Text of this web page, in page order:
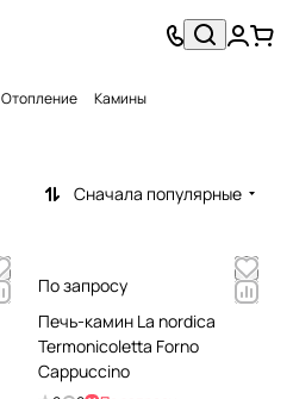
Отопление Камины
Сначала популярные
По запросу
Печь-камин La nordica
Termonicoletta Forno
Cappuccino